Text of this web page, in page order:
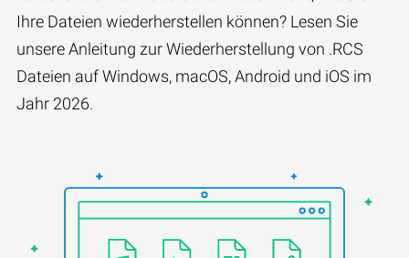
Ihre Dateien wiederherstellen können? Lesen Sie
unsere Anleitung zur Wiederherstellung von .RCS
Dateien auf Windows, macOS, Android und iOS im
Jahr 2026.